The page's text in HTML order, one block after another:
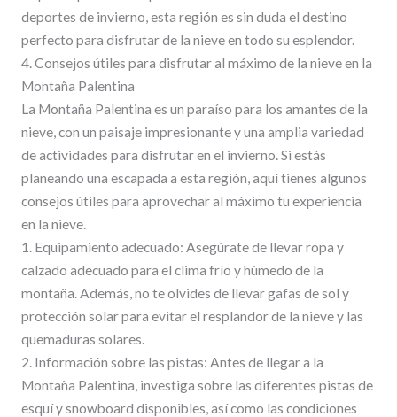
deportes de invierno, esta región es sin duda el destino
perfecto para disfrutar de la nieve en todo su esplendor.
4. Consejos útiles para disfrutar al máximo de la nieve en la
Montaña Palentina
La Montaña Palentina es un paraíso para los amantes de la
nieve, con un paisaje impresionante y una amplia variedad
de actividades para disfrutar en el invierno. Si estás
planeando una escapada a esta región, aquí tienes algunos
consejos útiles para aprovechar al máximo tu experiencia
en la nieve.
1. Equipamiento adecuado: Asegúrate de llevar ropa y
calzado adecuado para el clima frío y húmedo de la
montaña. Además, no te olvides de llevar gafas de sol y
protección solar para evitar el resplandor de la nieve y las
quemaduras solares.
2. Información sobre las pistas: Antes de llegar a la
Montaña Palentina, investiga sobre las diferentes pistas de
esquí y snowboard disponibles, así como las condiciones